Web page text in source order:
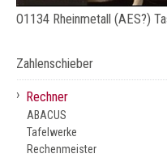
O1134 Rheinmetall (AES?)
Zahlenschieber
› Rechner
ABACUS
Tafelwerke
Rechenmeister